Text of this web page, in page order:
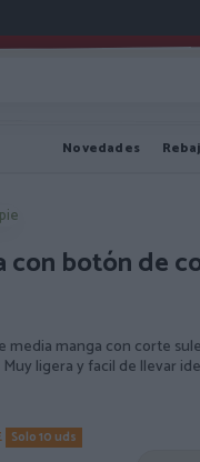
Novedades
con botón de
media manga con corte
ligera y facil de llevar
Solo 10 uds